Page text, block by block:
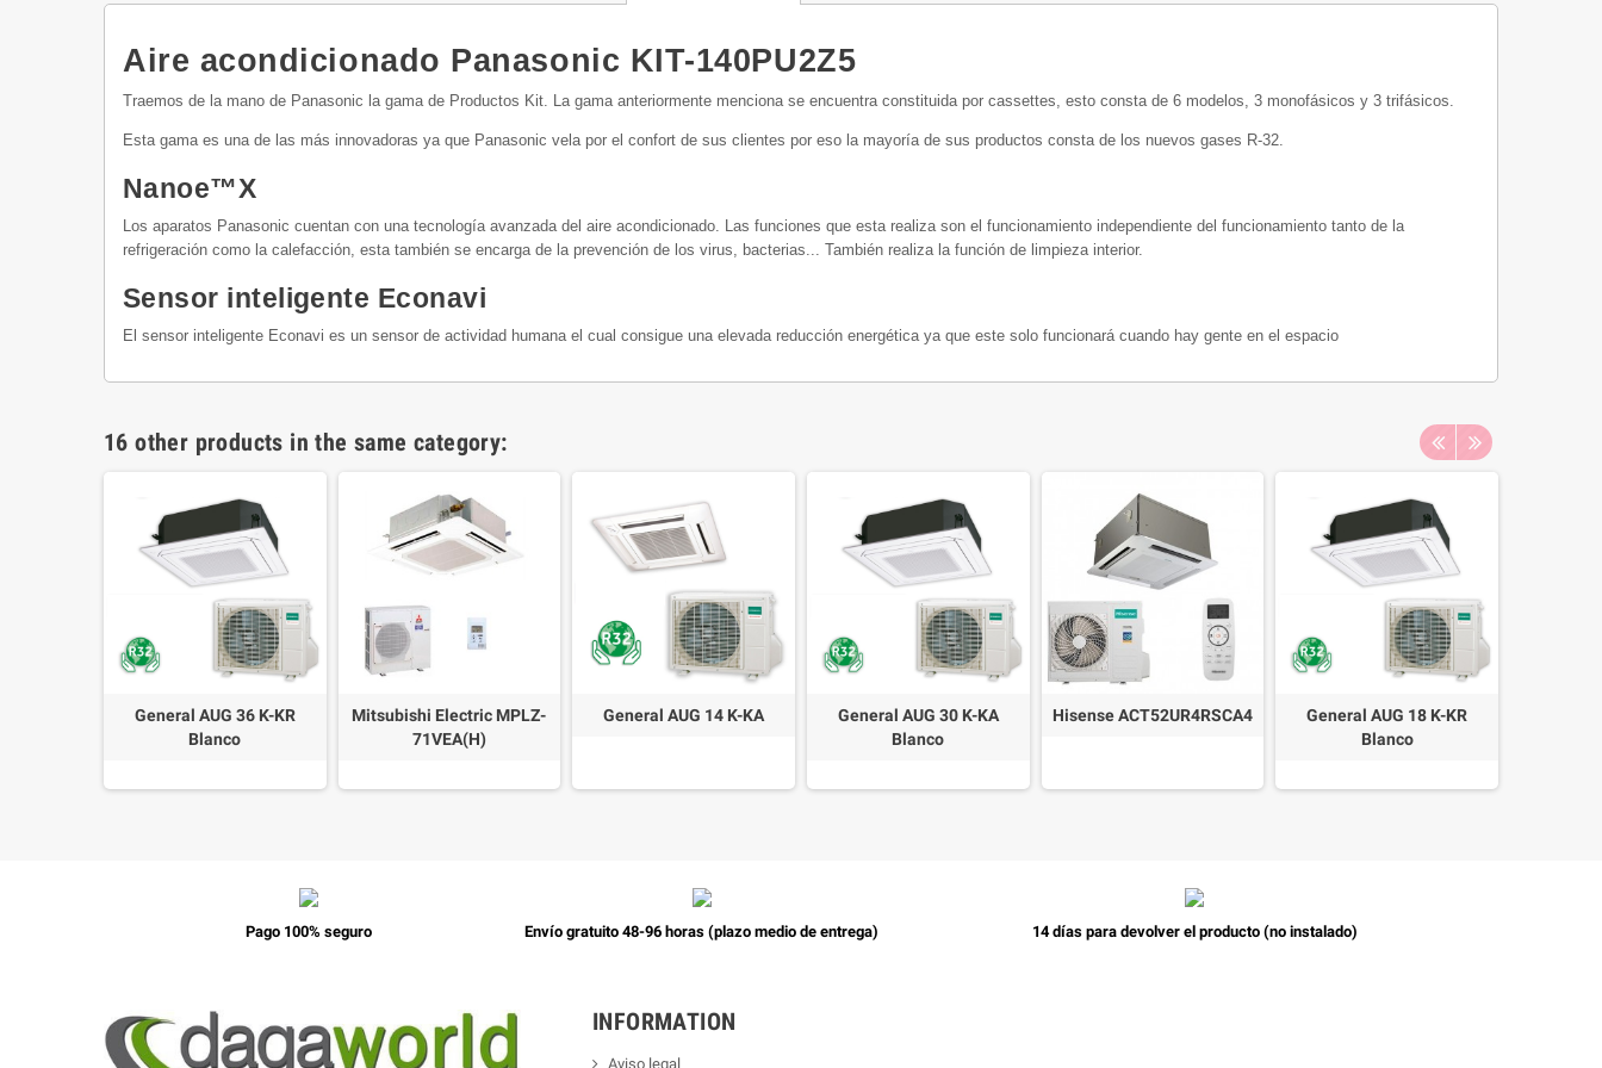
Aire acondicionado Panasonic KIT-140PU2Z5
Traemos de la mano de Panasonic la gama de Productos Kit. La gama anteriormente menciona se encuentra constituida por cassettes, esto consta de 6 modelos, 3 monofásicos y 3 trifásicos.
Esta gama es una de las más innovadoras ya que Panasonic vela por el confort de sus clientes por eso la mayoría de sus productos consta de los nuevos gases R-32.
Nanoe™X
Los aparatos Panasonic cuentan con una tecnología avanzada del aire acondicionado. Las funciones que esta realiza son el funcionamiento independiente del funcionamiento tanto de la
refrigeración como la calefacción, esta también se encarga de la prevención de los virus, bacterias... También realiza la función de limpieza interior.
Sensor inteligente Econavi
El sensor inteligente Econavi es un sensor de actividad humana el cual consigue una elevada reducción energética ya que este solo funcionará cuando hay gente en el espacio
16 other products in the same category:
General AUG 36 K-KR
Blanco
Mitsubishi Electric MPLZ-
71VEA(H)
General AUG 14 K-KA
General AUG 30 K-KA
Blanco
Hisense ACT52UR4RSCA4
General AUG 18 K-KR
Blanco
Pago 100% seguro Envío gratuito 48-96 horas (plazo medio de entrega) 14 días para devolver el producto (no instalado)
INFORMATION
Aviso legal